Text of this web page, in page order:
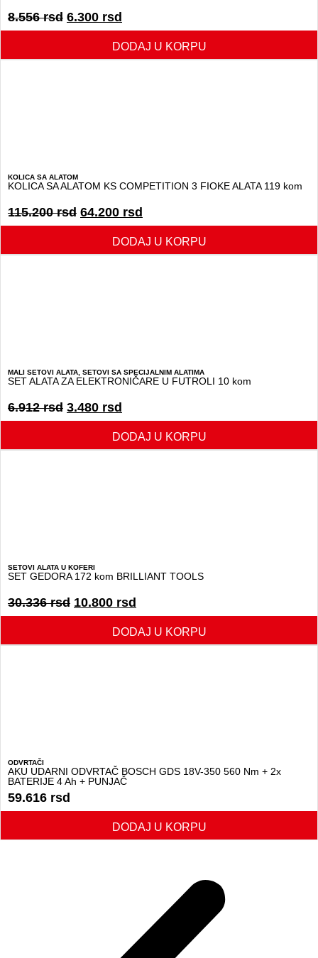
8.556rsd 6.300 rsd
DODAJ U KORPU
KOLICA SA ALATOM
KOLICA SA ALATOM KS COMPETITION 3 FIOKE ALATA 119 kom
115.200rsd 64.200 rsd
DODAJ U KORPU
MALI SETOVI ALATA SETOVI SA SPECIJALNIM ALATIMA
SET ALATA ZA ELEKTRONIČARE U FUTROLI 10 kom
6.912rsd 3.480 rsd
DODAJ U KORPU
SETOVI ALATA U KOFERI
SET GEDORA 172 kom BRILLIANT TOOLS
30.336rsd 10.800 rsd
DODAJ U KORPU
ODVRTAČI
AKU UDARNI ODVRTAČ BOSCH GDS 18V-350 560 Nm + 2x
BATERIJE 4 Ah + PUNJAČ
59.616 rsd
DODAJ U KORPU